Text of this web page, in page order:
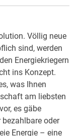
Völlig neue
sind, werden
Energiekriegern
ins Konzept.
was Ihnen
am liebsten
es gäbe
bezahlbare oder
Energie – eine